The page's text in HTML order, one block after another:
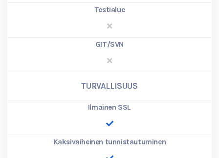
Testialue
GIT/SVN
TURVALLISUUS
Ilmainen SSL
Kaksivaiheinen tunnistautuminen